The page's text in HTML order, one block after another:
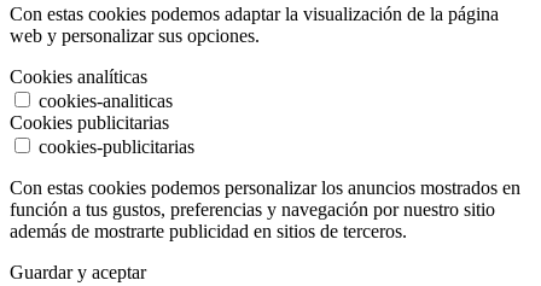
Con estas cookies podemos adaptar la visualización de la página
web y personalizar sus opciones.
Cookies analíticas
cookies-analiticas
Cookies publicitarias
cookies-publicitarias
Con estas cookies podemos personalizar los anuncios mostrados en
función a tus gustos, preferencias y navegación por nuestro sitio
además de mostrarte publicidad en sitios de terceros.
Guardar y aceptar